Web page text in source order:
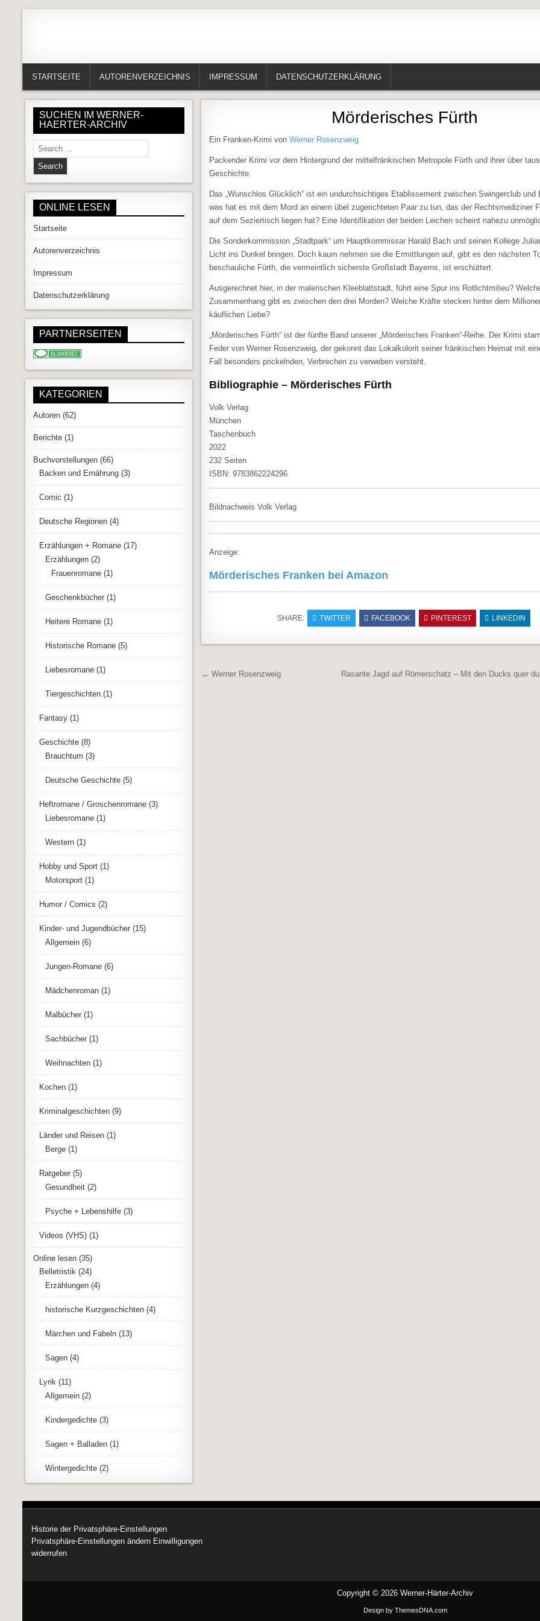
STARTSEITE AUTORENVERZEICHNIS IMPRESSUM DATENSCHUTZERKLÄRUNG
Mörderisches Fürth
Ein Franken-Krimi vonWerner Rosenzweig
Packender Krimi vor dem Hintergrund der mittelfränkischen Metropole Fürth und ihrer über
Geschichte.
Das „Wunschlos Glücklich“ ist ein undurchsichtiges Etablissement zwischen Swingerclub und
was hat es mit dem Mord an einem übel zugerichteten Paar zu tun, das der Rechtsmediziner
auf dem Seziertisch liegen hat? Eine Identifikation der beiden Leichen scheint nahezu
Die Sonderkommission „Stadtpark“ um Hauptkommissar Harald Bach und seinen Kollege
Licht ins Dunkel bringen. Doch kaum nehmen sie die Ermittlungen auf, gibt es den nächsten
beschauliche Fürth, die vermeintlich sicherste Großstadt Bayerns, ist erschüttert.
Ausgerechnet hier, in der malerischen Kleeblattstadt, führt eine Spur ins Rotlichtmilieu?
Zusammenhang gibt es zwischen den drei Morden? Welche Kräfte stecken hinter dem
käuflichen Liebe?
„Mörderisches Fürth“ ist der fünfte Band unserer „Mörderisches Franken“-Reihe. Der Krimi
Feder von Werner Rosenzweig, der gekonnt das Lokalkolorit seiner fränkischen Heimat mit
Fall besonders prickelnden, Verbrechen zu verweben versteht.
Bibliographie – Mörderisches Fürth
Volk Verlag
München
Taschenbuch
2022
232 Seiten
ISBN: 9783862224296
Bildnachweis Volk Verlag
Anzeige:
Mörderisches Franken bei Amazon
SHARE: TWITTER FACEBOOK PINTEREST LINKEDIN
BeitragsnavigationRasante Jagd auf Römerschatz – Mit den Ducks quer
← Werner Rosenzweig
SUCHEN IM WERNER-
HAERTER-ARCHIV
Search for:
ONLINE LESEN
Startseite
Autorenverzeichnis
Impressum
Datenschutzerklärung
PARTNERSEITEN
KATEGORIEN
Autoren (62)
Berichte (1)
Buchvorstellungen (66)
Backen und Ernährung (3)
Comic (1)
Deutsche Regionen (4)
Erzählungen + Romane (17)
Erzählungen (2)
Frauenromane (1)
Geschenkbücher (1)
Heitere Romane (1)
Historische Romane (5)
Liebesromane (1)
Tiergeschichten (1)
Fantasy (1)
Geschichte (8)
Brauchtum (3)
Deutsche Geschichte (5)
Heftromane / Groschenromane (3)
Liebesromane (1)
Western (1)
Hobby und Sport (1)
Motorsport (1)
Humor / Comics (2)
Kinder- und Jugendbücher (15)
Allgemein (6)
Jungen-Romane (6)
Mädchenroman (1)
Malbücher (1)
Sachbücher (1)
Weihnachten (1)
Kochen (1)
Kriminalgeschichten (9)
Länder und Reisen (1)
Berge (1)
Ratgeber (5)
Gesundheit (2)
Psyche + Lebenshilfe (3)
Videos (VHS) (1)
Online lesen (35)
Belletristik (24)
Erzählungen (4)
historische Kurzgeschichten (4)
Märchen und Fabeln (13)
Sagen (4)
Lyrik (11)
Allgemein (2)
Kindergedichte (3)
Sagen + Balladen (1)
Wintergedichte (2)
Historie der Privatsphäre-Einstellungen
Privatsphäre-Einstellungen ändern Einwilligungen
widerrufen
Copyright © 2026 Werner-Härter-Archiv
Design by ThemesDNA.com